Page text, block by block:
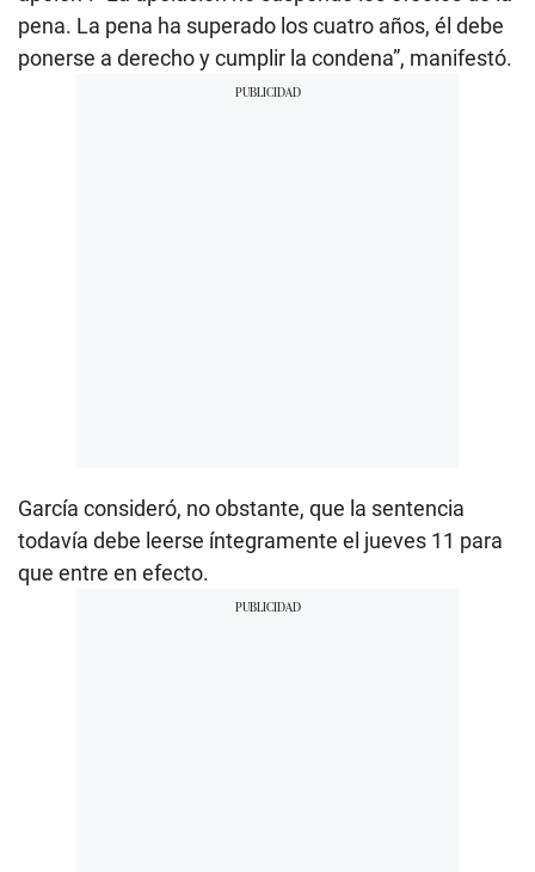
pena. La pena ha superado los cuatro años, él debe
ponerse a derecho y cumplir la condena”, manifestó.
García consideró, no obstante, que la sentencia
todavía debe leerse íntegramente el jueves 11 para
que entre en efecto.